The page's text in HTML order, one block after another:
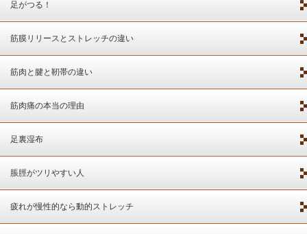
足がつる！
筋膜リリースとストレッチの違い
筋肉と腱と靭帯の違い
筋肉痛の本当の理由
足裏湿布
脹脛がツリやすい人
疲れが慢性的なら動的ストレッチ